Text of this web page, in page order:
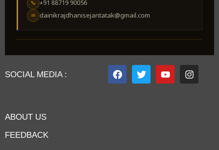
📞 +91 88719 90056
✉ dainikrajdhanisejantatak@gmail.com
SOCIAL MEDIA :
ABOUT US
FEEDBACK